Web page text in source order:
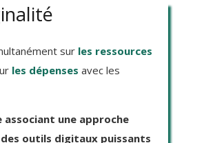
sur les ressources
les dépenses avec les
associant une approche
outils digitaux puissants